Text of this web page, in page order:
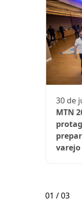
30 de
MTN
01 /03